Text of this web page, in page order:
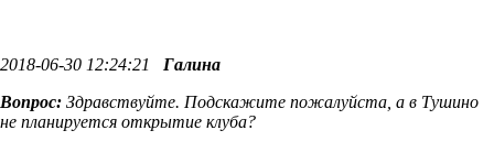
2018-06-30 12:24:21 Галина
Вопрос: Здравствуйте. Подскажите пожалуйста, а в Тушино
не планируется открытие клуба?